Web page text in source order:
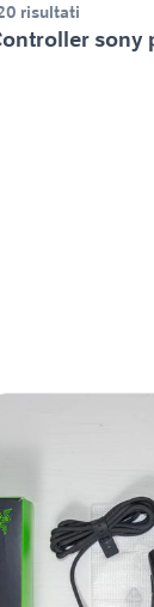
risultati
sony